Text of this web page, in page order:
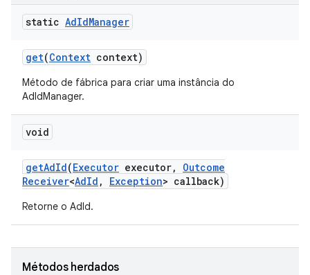
static AdIdManager
get(Context context)
Método de fábrica para criar uma instância do
AdIdManager.
void
getAdId(Executor executor,
Outcome
Receiver<AdId , Exception> callback)
Retorne o AdId.
Métodos herdados